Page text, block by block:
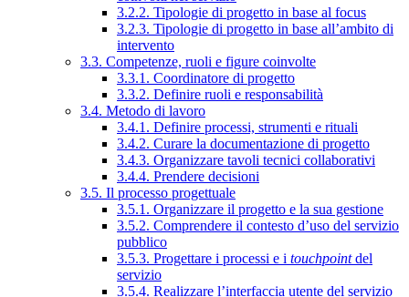
3.2.2. Tipologie di progetto in base al focus
3.2.3. Tipologie di progetto in base all’ambito di
intervento
3.3. Competenze, ruoli e figure coinvolte
3.3.1. Coordinatore di progetto
3.3.2. Definire ruoli e responsabilità
3.4. Metodo di lavoro
3.4.1. Definire processi, strumenti e rituali
3.4.2. Curare la documentazione di progetto
3.4.3. Organizzare tavoli tecnici collaborativi
3.4.4. Prendere decisioni
3.5. Il processo progettuale
3.5.1. Organizzare il progetto e la sua gestione
3.5.2. Comprendere il contesto d’uso del servizio
pubblico
3.5.3. Progettare i processi e i touchpointdel
servizio
3.5.4. Realizzare l’interfaccia utente del servizio